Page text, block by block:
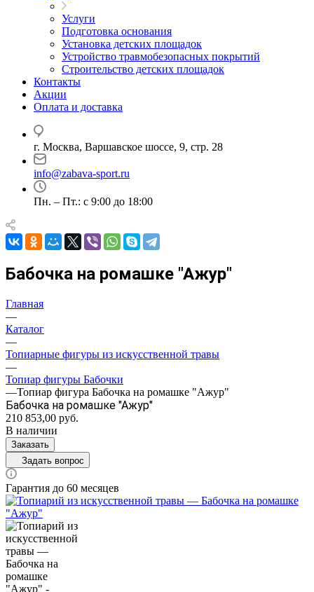
Услуги
Подготовка основания
Установка детских площадок
Устройство травмобезопасных покрытий
Строительство детских площадок
Контакты
Акции
Оплата и доставка
г. Москва, Варшавское шоссе, 9, стр. 28
info@zabava-sport.ru
Пн. – Пт.: с 9:00 до 18:00
Бабочка на ромашке "Ажур"
Главная
—
Каталог
—
Топиарные фигуры из искусственной травы
—
Топиар фигуры Бабочки
—Топиар фигура Бабочка на ромашке "Ажур"
Бабочка на ромашке "Ажур"
210 853,00 руб.
В наличии
Заказать
Задать вопрос
Гарантия до 60 месяцев